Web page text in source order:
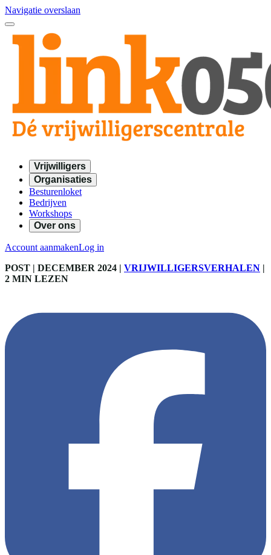
Navigatie overslaan
Vrijwilligers
Organisaties
Besturenloket
Bedrijven
Workshops
Over ons
Account aanmakenLog in
POST | DECEMBER 2024 | VRIJWILLIGERSVERHALEN |
2 MIN LEZEN